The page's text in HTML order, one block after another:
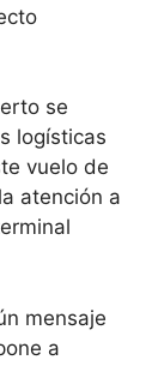
se
logísticas
vuelo de
atención a
mensaje
a